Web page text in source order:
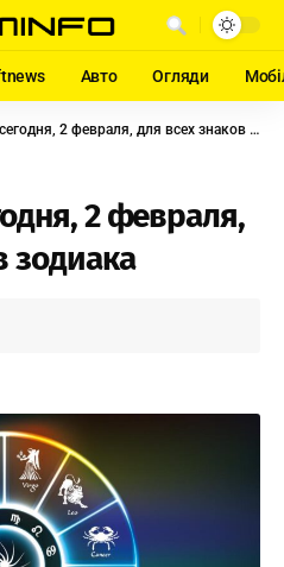
Авто Огляди
2 февраля, для всех знаков зодиака
2 февраля,
зодиака